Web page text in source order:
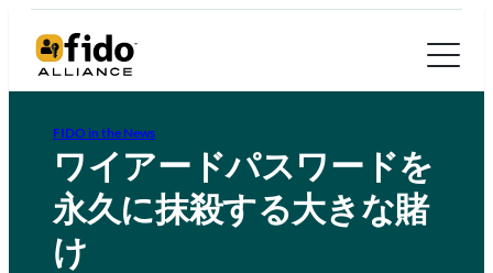
FIDO in the News
ワイアードパスワードを
永久に抹殺する大きな賭
け